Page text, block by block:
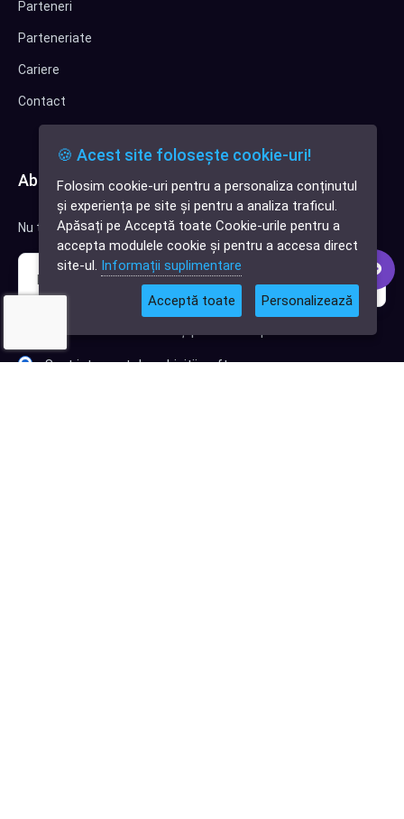
✕
Cauți o aplicație
software?
Parteneri
Parteneriate
Cariere
Contact
Abonează-te la newsletter
Nu trimitem spam, deci nu îți face griji.
Sunt interesat de achiziții software
🍪 Acest site folosește cookie-uri!
Folosim cookie-uri pentru a personaliza conținutul
și experiența pe site și pentru a analiza traficul.
Apăsați pe Acceptă toate Cookie-urile pentru a
accepta modulele cookie și pentru a accesa direct
site-ul. Informații suplimentare
Acceptă toate Personalizează